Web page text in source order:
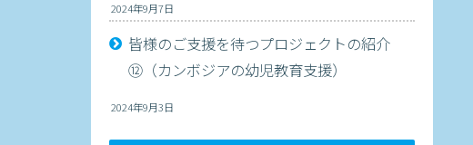
2024年9月7日
皆様のご支援を待つプロジェクトの紹介
⑫（カンボジアの幼児教育支援）
2024年9月3日